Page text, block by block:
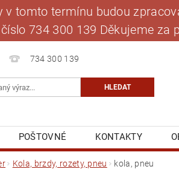
v tomto termínu budou
734 300 139 Děkujeme za
734 300 139
POŠTOVNÉ KONTAKTY
Kola, brzdy, rozety, pneu kola, pneu